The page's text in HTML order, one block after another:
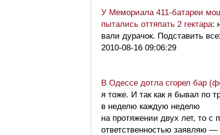
У Мемориала 411-батареи
пытались оттяпать 2 гектара:
вали дурачок. Подставить
2010-08-16 09:06:29
В Одессе дотла сгорел бар
я тоже. И так как я бывал по
в неделю каждую неделю
на протяжении двух лет, то с
ответственностью заявляю —